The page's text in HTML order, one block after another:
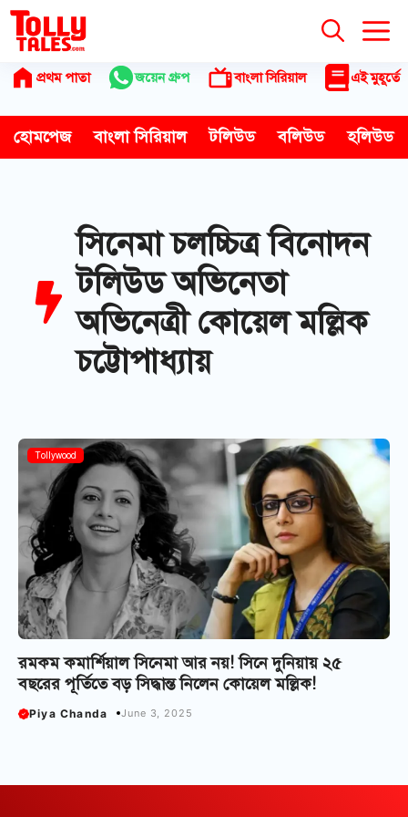
Skip
content
প্রথম পাতা জয়েন গ্রুপ বাংলা সিরিয়াল এই মুহূর্তে
হোমপেজ বাংলা সিরিয়াল টলিউড বলিউড হলিউড
সিনেমা চলচ্চিত্র বিনোদন
টলিউড অভিনেতা
অভিনেত্রী কোয়েল মল্লিক
চট্টোপাধ্যায়
Tollywood
রমকম কমার্শিয়াল সিনেমা আর নয়! সিনে দুনিয়ায় ২৫
বছরের পূর্তিতে বড় সিদ্ধান্ত নিলেন কোয়েল মল্লিক!
Piya Chanda June 3, 2025